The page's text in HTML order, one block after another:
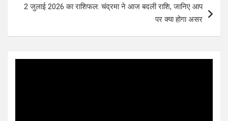
2 जुलाई 2026 का राशिफल: चंद्रमा ने आज बदली राशि, जानिए आप
पर क्या होगा असर